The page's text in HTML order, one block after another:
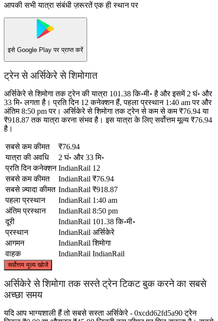
आपकी सभी यात्रा संबंधी ज़रूरतें एक ही स्थान पर
इसे Google Play पर प्राप्त करें
ट्रेन से अर्सिकेरे से शिमोगात
अर्सिकेरे से शिमोगा तक ट्रेन की यात्रा 101.38 कि॰मी॰ है और इसमें 2 घं॰ और
33 मि॰ लगता है। प्रति दिन 12 कनेक्शन हैं, पहला प्रस्थान 1:40 am पर और
अंतिम 8:50 pm पर। अर्सिकेरे से शिमोगा तक ट्रेन से कम से कम ₹76.94 या
₹918.87 तक यात्रा करना संभव है। इस यात्रा के लिए सर्वोत्तम मूल्य ₹76.94
है।
सबसे कम कीमत
₹76.94
यात्रा की अवधि
2 घं॰ और 33 मि॰
प्रति दिन कनेक्शन IndianRail 12
सबसे कम कीमत
IndianRail ₹76.94
सबसे ज़्यादा कीमत IndianRail ₹918.87
पहला प्रस्थान
IndianRail 1:40 am
अंतिम प्रस्थान
IndianRail 8:50 pm
दूरी
IndianRail 101.38 कि॰मी॰
प्रस्थान
IndianRail अर्सिकेरे
आगमन
IndianRail शिमोगा
वाहक
IndianRail IndianRail
सर्वोत्तम मूल्य खोजें
Shimoga
©CARTO
अर्सिकेरे से शिमोगा तक सस्ते ट्रेन टिकट बुक करने का सबसे
अच्छा समय
यदि आप भाग्यशाली हैं तो सबसे सस्ता अर्सिकेरे - 0xcdd62fd5a90 ट्रेन